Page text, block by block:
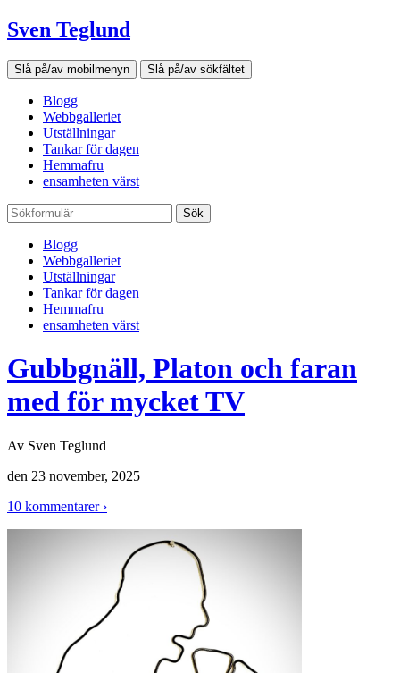
Sven Teglund
Slå på/av mobilmenyn Slå på/av sökfältet
Blogg
Webbgalleriet
Utställningar
Tankar för dagen
Hemmafru
ensamheten värst
Sök
Blogg
Webbgalleriet
Utställningar
Tankar för dagen
Hemmafru
ensamheten värst
Gubbgnäll, Platon och faran
med för mycket TV
Av Sven Teglund
den 23 november, 2025
10 kommentarer ›